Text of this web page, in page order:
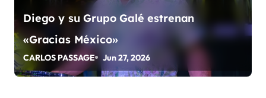
Diego y su Grupo Galé estrenan
«Gracias México»
CARLOS PASSAGE Jun 27, 2026